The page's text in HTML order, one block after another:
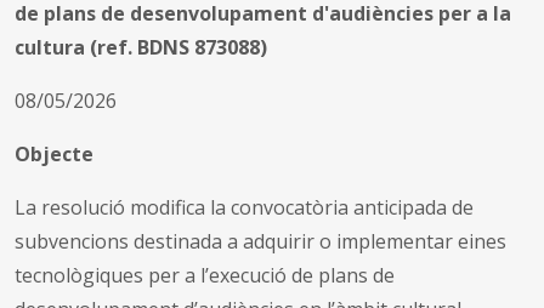
de plans de desenvolupament d'audiències per a la
cultura (ref. BDNS 873088)
08/05/2026
Objecte
La resolució modifica la convocatòria anticipada de
subvencions destinada a adquirir o implementar eines
tecnològiques per a l’execució de plans de